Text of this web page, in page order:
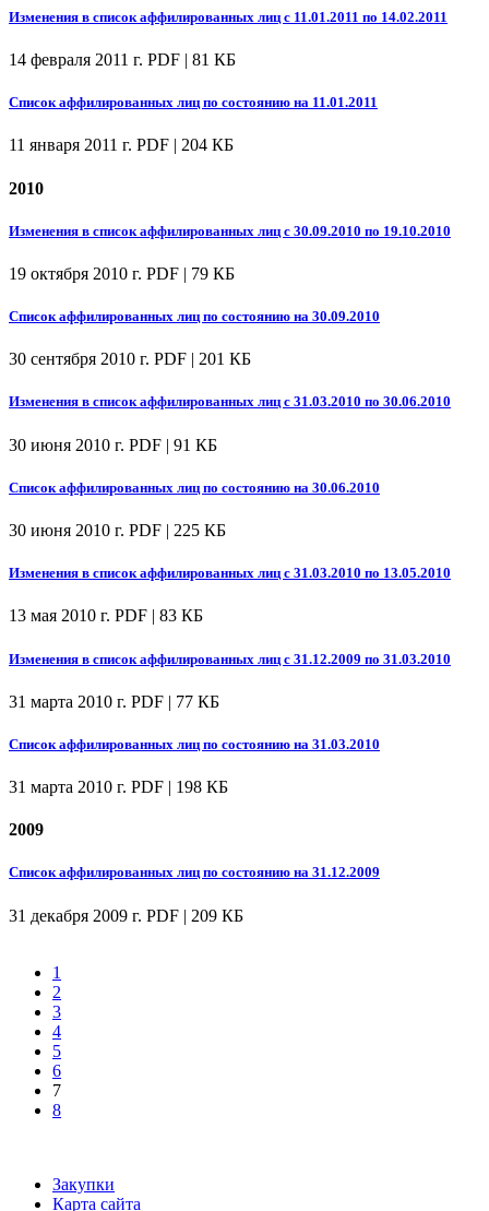
Изменения в список аффилированных лиц с 11.01.2011 по 14.02.2011
14 февраля 2011 г. PDF | 81 КБ
Список аффилированных лиц по состоянию на 11.01.2011
11 января 2011 г. PDF | 204 КБ
2010
Изменения в список аффилированных лиц с 30.09.2010 по 19.10.2010
19 октября 2010 г. PDF | 79 КБ
Список аффилированных лиц по состоянию на 30.09.2010
30 сентября 2010 г. PDF | 201 КБ
Изменения в список аффилированных лиц с 31.03.2010 по 30.06.2010
30 июня 2010 г. PDF | 91 КБ
Список аффилированных лиц по состоянию на 30.06.2010
30 июня 2010 г. PDF | 225 КБ
Изменения в список аффилированных лиц с 31.03.2010 по 13.05.2010
13 мая 2010 г. PDF | 83 КБ
Изменения в список аффилированных лиц с 31.12.2009 по 31.03.2010
31 марта 2010 г. PDF | 77 КБ
Список аффилированных лиц по состоянию на 31.03.2010
31 марта 2010 г. PDF | 198 КБ
2009
Список аффилированных лиц по состоянию на 31.12.2009
31 декабря 2009 г. PDF | 209 КБ
1
2
3
4
5
6
7
8
Закупки
Карта сайта